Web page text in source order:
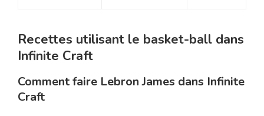
Recettes utilisant le basket-ball dans
Infinite Craft
Comment faire Lebron James dans Infinite
Craft